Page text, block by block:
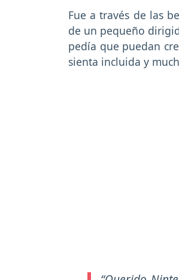
Fue a través de las
de un pequeño
pedía que puedan
sienta incluida y